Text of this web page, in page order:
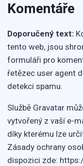
Komentáře
Doporučený text:
tento web, jsou
formuláři pro
řetězec user agent
detekci spamu.
Službě Gravatar
vytvořený z vaší e-
díky kterému lze
Zásady ochrany
dispozici zde: